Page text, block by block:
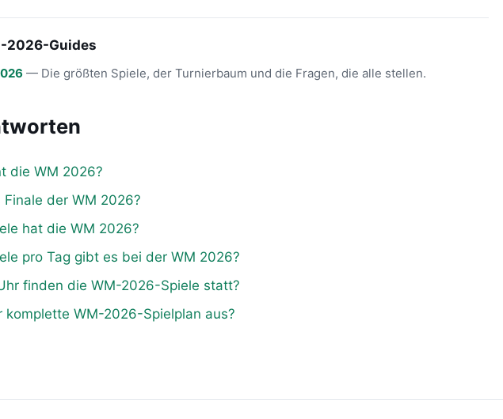
2026-Guides
— Die größten Spiele, der Turnierbaum und die Fragen, die alle stellen.
die WM 2026?
der WM 2026?
hat die WM 2026?
pro Tag gibt es bei der WM 2026?
finden die WM-2026-Spiele statt?
komplette WM-2026-Spielplan aus?